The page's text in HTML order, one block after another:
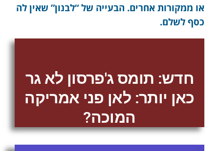
או ממקורות אחרים. הבעייה של “לבנון” שאין לה
כסף לשלם.
חדש: תומס ג'פרסון לא גר
כאן יותר: לאן פני אמריקה
המוכה?